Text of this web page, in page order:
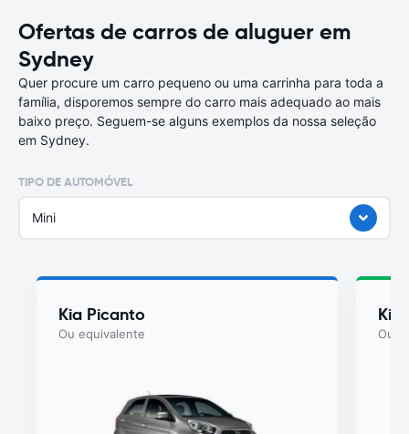
Ofertas de carros de aluguer em
Sydney
Quer procure um carro pequeno ou uma carrinha para toda a
família, disporemos sempre do carro mais adequado ao mais
baixo preço. Seguem-se alguns exemplos da nossa seleção
em Sydney.
TIPO DE AUTOMÓVEL
Mini
Kia Picanto
Ou equivalente
Kia
Ou